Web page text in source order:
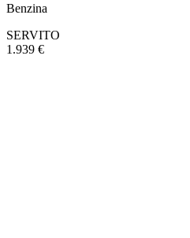
Benzina
SERVITO
1.939 €